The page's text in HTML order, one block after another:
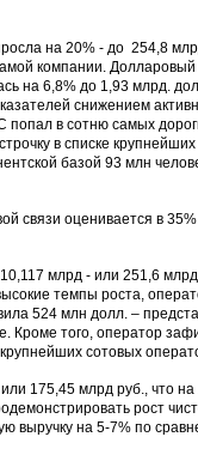
на 20% - до 254,8
компании.
на 6,8% до 1,93 млрд.
снижением
в сотню самых
в списке
базой 93 млн
связи оценивается в
млрд - или 251,6
темпы роста,
524 млн долл. –
Кроме того, оператор
сотовых
175,45 млрд руб., что
рост
выручку на 5-7% по